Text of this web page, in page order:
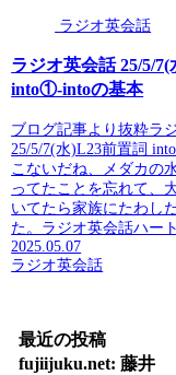
ラジオ英会話
ラジオ英会話 25/5/
into①-intoの基本
ブログ記事より抜粋ラ
25/5/7(水)L23前置詞
こないだね、メダカの
ってたことを忘れて、
いてたら家族にたわし
た。ラジオ英会話ハート
2025.05.07
ラジオ英会話
最近の投稿
fujiijuku.net: 藤井